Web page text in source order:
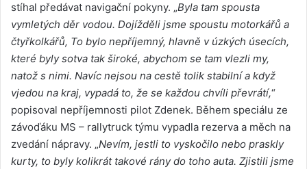
stíhal předávat navigační pokyny. „Byla tam spousta
vymletých děr vodou. Dojížděli jsme spoustu motorkářů a
čtyřkolkářů, To bylo nepříjemný, hlavně v úzkých úsecích,
které byly sotva tak široké, abychom se tam vlezli my,
natož s nimi. Navíc nejsou na cestě tolik stabilní a když
vjedou na kraj, vypadá to, že se každou chvíli převrátí,“
popisoval nepříjemnosti pilot Zdenek. Během speciálu ze
závoďáku MS – rallytruck týmu vypadla rezerva a měch na
zvedání nápravy. „Nevím, jestli to vyskočilo nebo praskly
kurty, to byly kolikrát takové rány do toho auta. Zjistili jsme